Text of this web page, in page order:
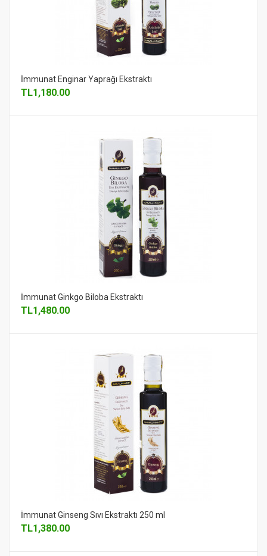
İmmunat Enginar Yaprağı Ekstraktı
TL1,180.00
İmmunat Ginkgo Biloba Ekstraktı
TL1,480.00
İmmunat Ginseng Sıvı Ekstraktı 250 ml
TL1,380.00